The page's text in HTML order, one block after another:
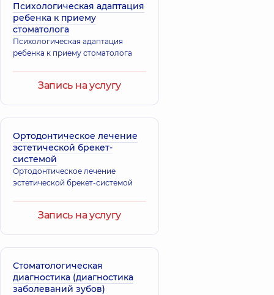
Психологическая адаптация
ребенка к приему
стоматолога
Психологическая адаптация
ребенка к приему стоматолога
Запись на услугу
Ортодонтическое лечение
эстетической брекет-
системой
Ортодонтическое лечение
эстетической брекет-системой
Запись на услугу
Стоматологическая
диагностика (диагностика
заболеваний зубов)